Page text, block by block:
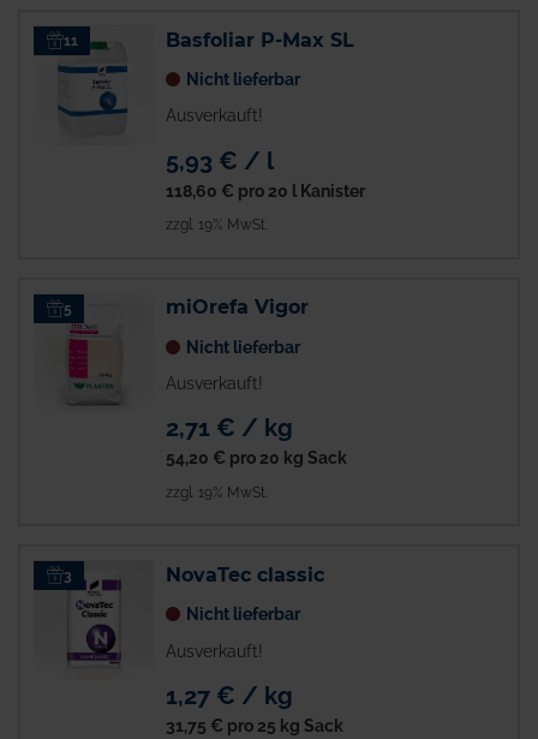
11 Basfoliar P-Max SL
Nicht lieferbar
Ausverkauft!
5,93 € / l
118,60 € pro 20 l Kanister
zzgl. 19% MwSt.
5 miOrefa Vigor
Nicht lieferbar
Ausverkauft!
2,71 € / kg
54,20 € pro 20 kg Sack
zzgl. 19% MwSt.
3 NovaTec classic
Nicht lieferbar
Ausverkauft!
1,27 € / kg
31,75 € pro 25 kg Sack